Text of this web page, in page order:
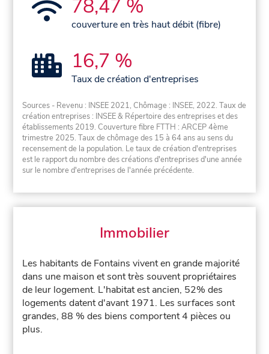
78,47 %
couverture en très haut débit (fibre)
16,7 %
Taux de création d'entreprises
Sources - Revenu : INSEE 2021, Chômage : INSEE, 2022. Taux de
création entreprises : INSEE & Répertoire des entreprises et des
établissements 2019. Couverture fibre FTTH : ARCEP 4ème
trimestre 2025. Taux de chômage des 15 à 64 ans au sens du
recensement de la population. Le taux de création d'entreprises
est le rapport du nombre des créations d'entreprises d'une année
sur le nombre d'entreprises de l'année précédente.
Immobilier
Les habitants de Fontains vivent en grande majorité
dans une maison et sont très souvent propriétaires
de leur logement. L'habitat est ancien, 52% des
logements datent d'avant 1971. Les surfaces sont
grandes, 88 % des biens comportent 4 pièces ou
plus.